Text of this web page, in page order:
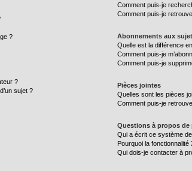
?
?
sujet ?
Comment puis-je
Comment puis-je
Abonnements aux
Quelle est la différence
Comment puis-je
Comment puis-je
Pièces jointes
Quelles sont les pièces
Comment puis-je
Questions à propos de
Qui a écrit ce système
Pourquoi la fonctionnalité
Qui dois-je contacter à